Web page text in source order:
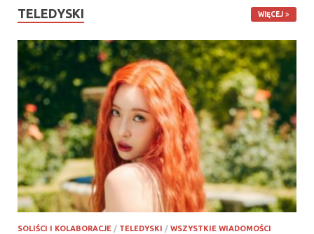
TELEDYSKI WIĘCEJ
SOLIŚCI I KOLABORACJE / TELEDYSKI / WSZYSTKIE WIADOMOŚCI